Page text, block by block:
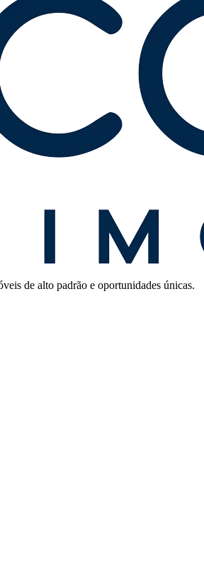
de alto padrão e oportunidades únicas.